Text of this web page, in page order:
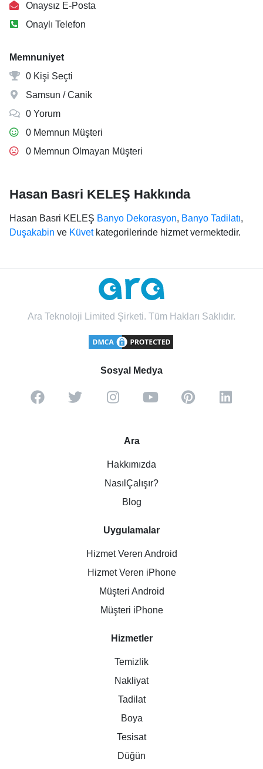
Onaysız E-Posta
Onaylı Telefon
Memnuniyet
0 Kişi Seçti
Samsun / Canik
0 Yorum
0 Memnun Müşteri
0 Memnun Olmayan Müşteri
Hasan Basri KELEŞ Hakkında
Hasan Basri KELEŞ Banyo Dekorasyon, Banyo Tadilatı,
Duşakabin ve Küvetkategorilerinde hizmet vermektedir.
Ara Teknoloji Limited Şirketi. Tüm Hakları Saklıdır.
Sosyal Medya
Ara
Hakkımızda
NasılÇalışır?
Blog
Uygulamalar
Hizmet Veren Android
Hizmet Veren iPhone
Müşteri Android
Müşteri iPhone
Hizmetler
Temizlik
Nakliyat
Tadilat
Boya
Tesisat
Düğün